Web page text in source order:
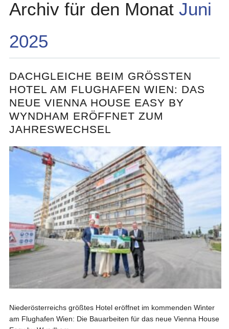
Archiv für den Monat Juni
2025
DACHGLEICHE BEIM GRÖSSTEN H
OTEL AM FLUGHAFEN WIEN: DAS N
EUE VIENNA HOUSE EASY BY W
YNDHAM ERÖFFNET ZUM J
AHRESWECHSEL
Niederösterreichs größtes Hotel eröffnet im kommenden Winter
am Flughafen Wien: Die Bauarbeiten für das neue Vienna House